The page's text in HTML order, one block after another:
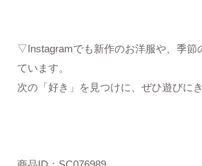
▽Instagramでも新作のお洋服や、季節
ています。
次の「好き」を見つけに、ぜひ遊びに